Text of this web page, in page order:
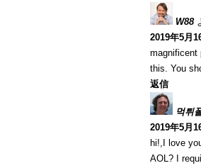
W88
2019年5月
magnificent
this. You
返信
먹튀
2019年5月
hi!,I love
AOL? I